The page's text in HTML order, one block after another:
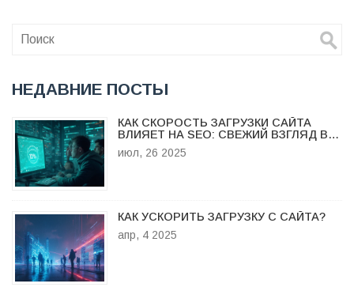
НЕДАВНИЕ ПОСТЫ
КАК СКОРОСТЬ ЗАГРУЗКИ САЙТА
ВЛИЯЕТ НА SEO: СВЕЖИЙ ВЗГЛЯД В
2025 ГОДУ
июл, 26 2025
КАК УСКОРИТЬ ЗАГРУЗКУ С САЙТА?
апр, 4 2025